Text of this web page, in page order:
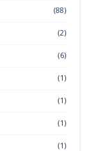
(88)
(2)
(6)
(1)
(1)
(1)
(1)